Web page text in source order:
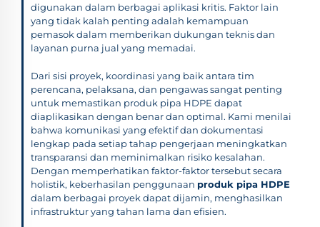
digunakan dalam berbagai aplikasi kritis. Faktor lain
yang tidak kalah penting adalah kemampuan
pemasok dalam memberikan dukungan teknis dan
layanan purna jual yang memadai.
Dari sisi proyek, koordinasi yang baik antara tim
perencana, pelaksana, dan pengawas sangat penting
untuk memastikan produk pipa HDPE dapat
diaplikasikan dengan benar dan optimal. Kami menilai
bahwa komunikasi yang efektif dan dokumentasi
lengkap pada setiap tahap pengerjaan meningkatkan
transparansi dan meminimalkan risiko kesalahan.
Dengan memperhatikan faktor-faktor tersebut secara
holistik, keberhasilan penggunaan produk pipa HDPE
dalam berbagai proyek dapat dijamin, menghasilkan
infrastruktur yang tahan lama dan efisien.